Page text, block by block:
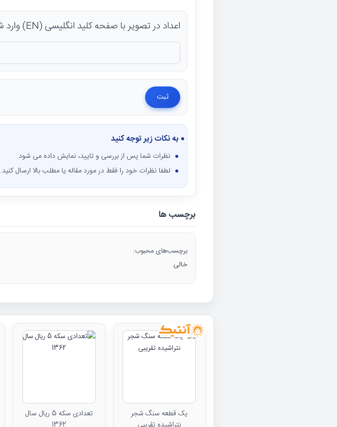
اعداد در تصویر با صفحه کلید انگلیسی (EN) وارد شود
به نکات زیر توجه کنید
نظرات شما پس از بررسی و تایید، نمایش داده می شود.
لطفا نظرات خود را فقط در مورد مقاله یا مطلب بالا ارسال کنید.
برچسب ها
برچسب‌های محبوب:
خالی
یک قطعه سنگ شجر
تعدادی سکه 5 ریال سال